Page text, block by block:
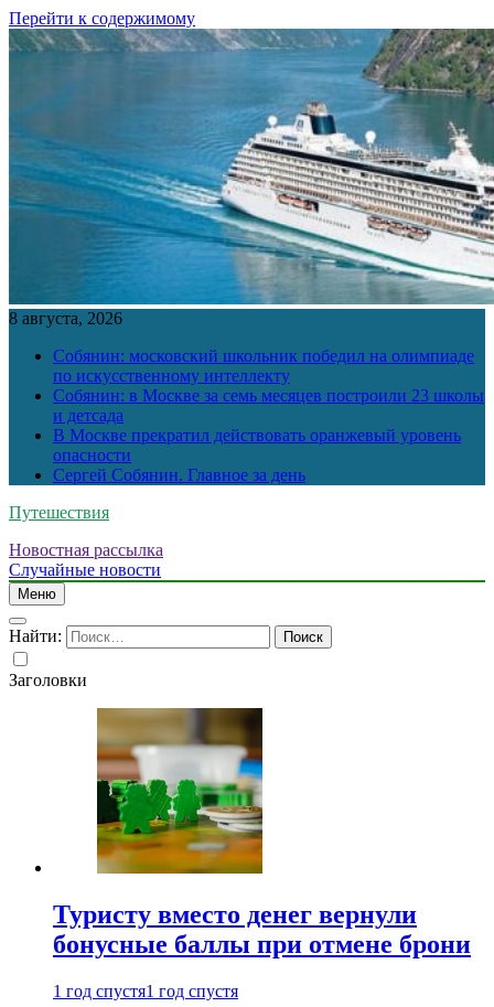
Перейти к содержимому
8 августа, 2026
Собянин: московский школьник победил на олимпиаде
по искусственному интеллекту
Собянин: в Москве за семь месяцев построили 23 школы
и детсада
В Москве прекратил действовать оранжевый уровень
опасности
Сергей Собянин. Главное за день
Путешествия
Новостная рассылка
Случайные новости
Меню
Найти:
Заголовки
Туристу вместо денег вернули
бонусные баллы при отмене брони
1 год спустя1 год спустя